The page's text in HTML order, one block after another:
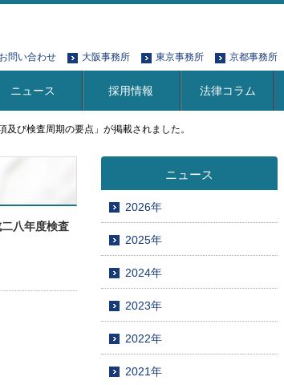
お問い合わせ 大阪事務所 東京事務所 京都事務所
ニュース 採用情報 法律コラム
び検査周期の要点」が掲載されました。
八年度検査
ニュース
2026年
2025年
2024年
2023年
2022年
2021年